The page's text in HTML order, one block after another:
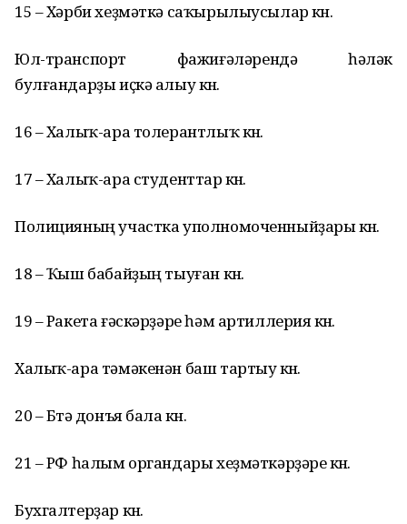
15 – Хәрби хеҙмәткә саҡырылыусылар көнө.
Юл-транспорт фажиғәләрендә һәләк
булғандарҙы иҫкә алыу көнө.
16 – Халыҡ-ара толерантлыҡ көнө.
17 – Халыҡ-ара студенттар көнө.
Полицияның участка уполномоченныйҙары көнө.
18 – Ҡыш бабайҙың тыуған көнө.
19 – Ракета ғәскәрҙәре һәм артиллерия көнө.
Халыҡ-ара тәмәкенән баш тартыу көнө.
20 – Бөтә донъя бала көнө.
21 – РФ һалым органдары хеҙмәткәрҙәре көнө.
Бухгалтерҙар көнө.